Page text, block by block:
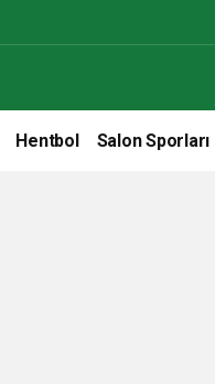
Hentbol Salon Sporları